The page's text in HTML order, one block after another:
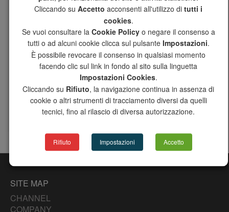
P7300120002
P7300120003 80 16
P7300120004 100
P7300120005 * 125
P7300120006 * 150 16
* eventuale base di montaggio per elettrovalvola: BADA32
connection kit for solenoide valve: BADA32
SITE MAP
CHANNEL
COMPANY
Cliccando su Accetto acconsenti all'utilizzo di tutti i
cookies.
Se vuoi consultare la Cookie Policyo negare il consenso a
tutti o ad alcuni cookie clicca sul pulsante Impostazioni.
È possibile revocare il consenso in qualsiasi momento
facendo clic sul link in fondo al sito sulla linguetta
Impostazioni Cookies.
Cliccando su Rifiuto, la navigazione continua in assenza di
cookie o altri strumenti di tracciamento diversi da quelli
tecnici, fino al rilascio di diversa autorizzazione.
Rifiuto Impostazioni Accetto